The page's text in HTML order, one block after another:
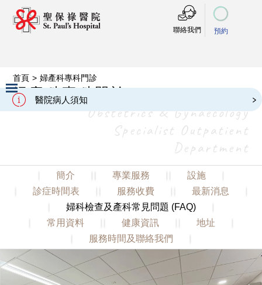
聯絡我們 預約
醫院病人須知
Slide 2 of 3.
首頁 > 婦產科專科門診
婦產科專科門診
Obstetrics & Gynaecology
Specialist Outpatient
Department
簡介 專業服務
設施
診症時間表
服務收費
最新消息
婦科檢查及產科常見問題 (FAQ)
常用資料
健康資訊
地址
服務時間及聯絡我們